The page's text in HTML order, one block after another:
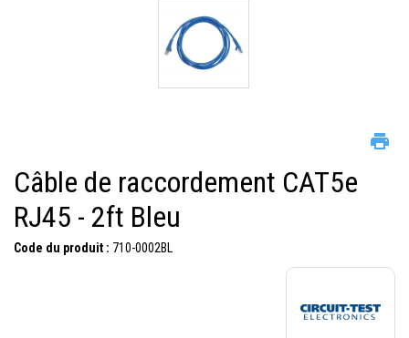
Câble de raccordement CAT5e
RJ45 - 2ft Bleu
Code du produit : 710-0002BL